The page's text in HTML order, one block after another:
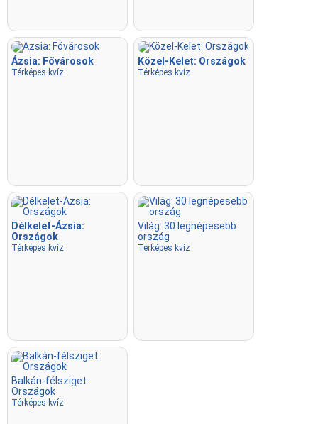
Ázsia: Fővárosok
Térképes kvíz
Közel-Kelet: Országok
Térképes kvíz
Délkelet-Ázsia:
Országok
Térképes kvíz
Világ: 30 legnépesebb
ország
Térképes kvíz
Balkán-félsziget:
Országok
Térképes kvíz